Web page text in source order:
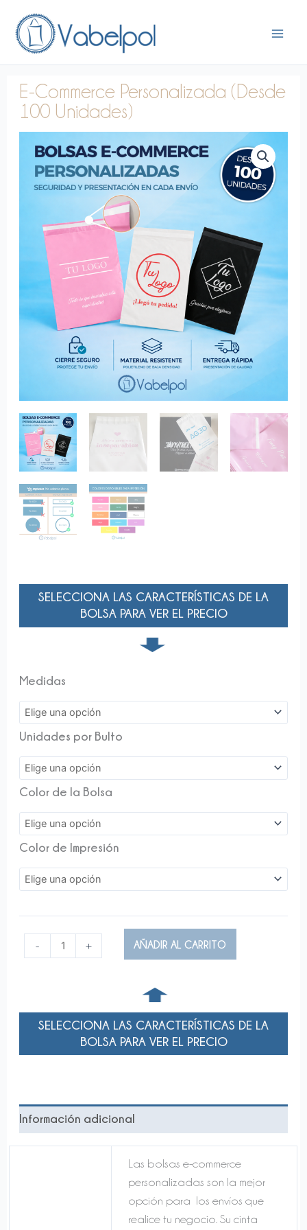
contenido
E-Commerce Personalizada (Desde
100 Unidades)
SELECCIONA LAS CARACTERÍSTICAS DE LA
BOLSA PARA VER EL PRECIO
➧
Medidas
Unidades por Bulto
Color de la Bolsa
Color de Impresión
-
Commerce
Unidades)
+ AÑADIR AL CARRITO
➧
SELECCIONA LAS CARACTERÍSTICAS DE LA
BOLSA PARA VER EL PRECIO
Información adicional
Las bolsas e-commerce
personalizadas son la mejor
opción para los envíos que
realice tu negocio. Su cinta